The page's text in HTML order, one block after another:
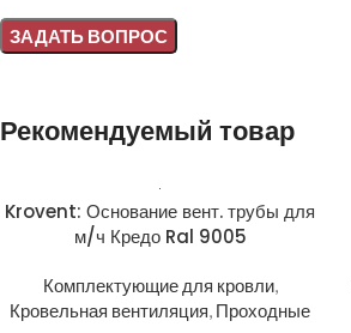
Рекомендуемый товар
Krovent: Основание вент. трубы для
м/ч Кредо Ral 9005
Комплектующие для кровли,
Кровельная вентиляция, Проходные